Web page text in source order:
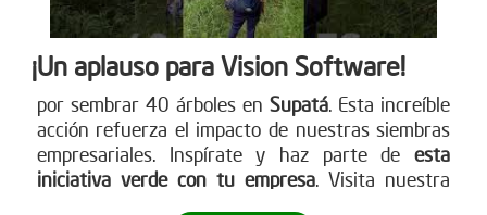
¡Un aplauso para Vision Software!
por sembrar 40 árboles en Supatá. Esta increíble
acción refuerza el impacto de nuestras siembras
empresariales. Inspírate y haz parte deesta
iniciativa verde con tu empresa. Visita nuestra